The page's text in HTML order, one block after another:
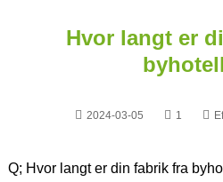
Hvor langt er
2024-03-05 1
Q; Hvor langt er din fabrik fra